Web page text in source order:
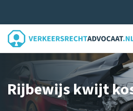
Rijbewijs kwijt